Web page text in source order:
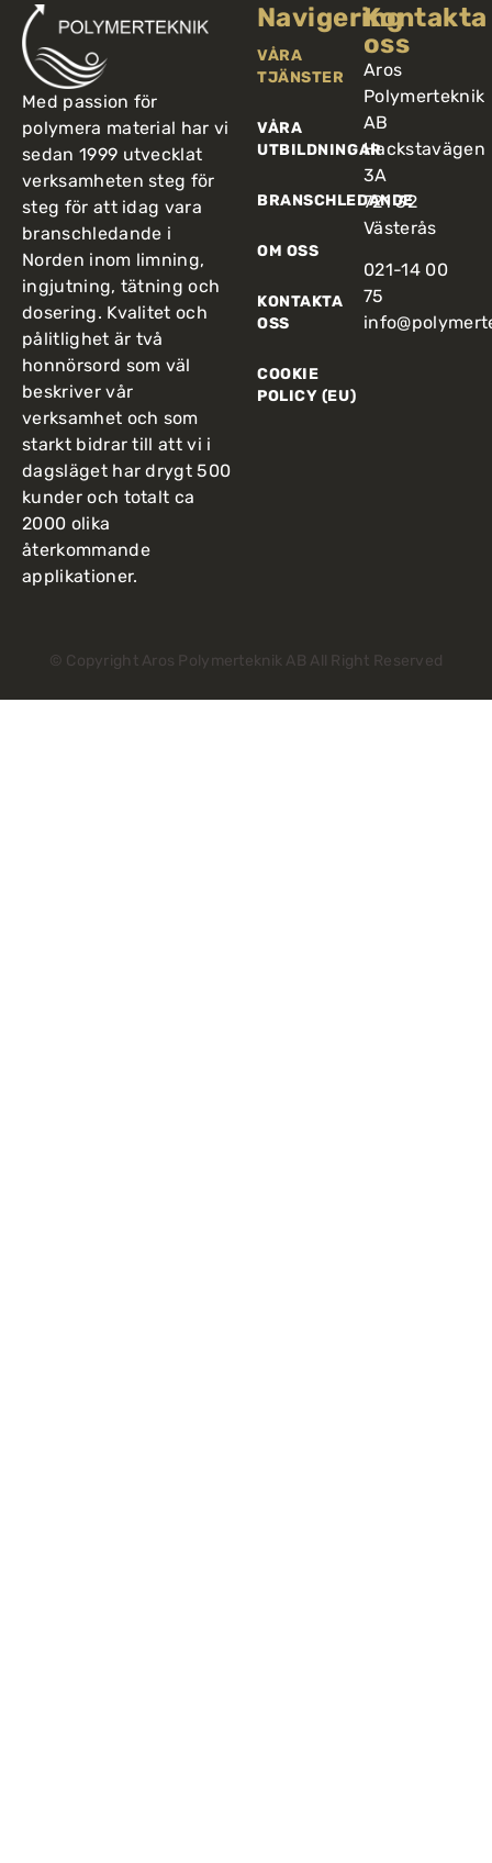
Med passion för
polymera material har vi
sedan 1999 utvecklat
verksamheten steg för
steg för att idag vara
branschledande i
Norden inom limning,
ingjutning, tätning och
dosering. Kvalitet och
pålitlighet är två
honnörsord som väl
beskriver vår
verksamhet och som
starkt bidrar till att vi i
dagsläget har drygt 500
kunder och totalt ca
2000 olika
återkommande
applikationer.
Navigering
VÅRA
TJÄNSTER
VÅRA
UTBILDNINGAR
BRANSCHLEDANDE
OM OSS
KONTAKTA
OSS
COOKIE
POLICY (EU)
Kontakta
oss
Aros
Polymerteknik
AB
Hackstavägen
3A
721 32
Västerås
021-14 00
75
© Copyright Aros Polymerteknik AB All Right Reserved